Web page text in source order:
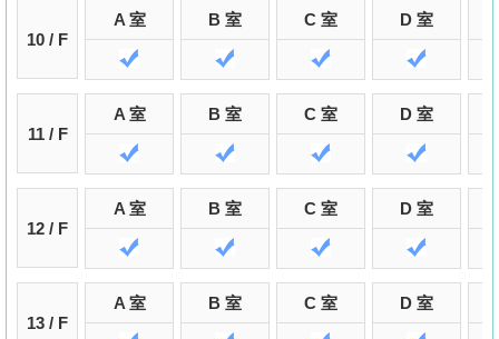
10 / F
A 室 B 室 C 室 D 室
11 / F
A 室 B 室 C 室 D 室
12 / F
A 室 B 室 C 室 D 室
13 / F
A 室 B 室 C 室 D 室